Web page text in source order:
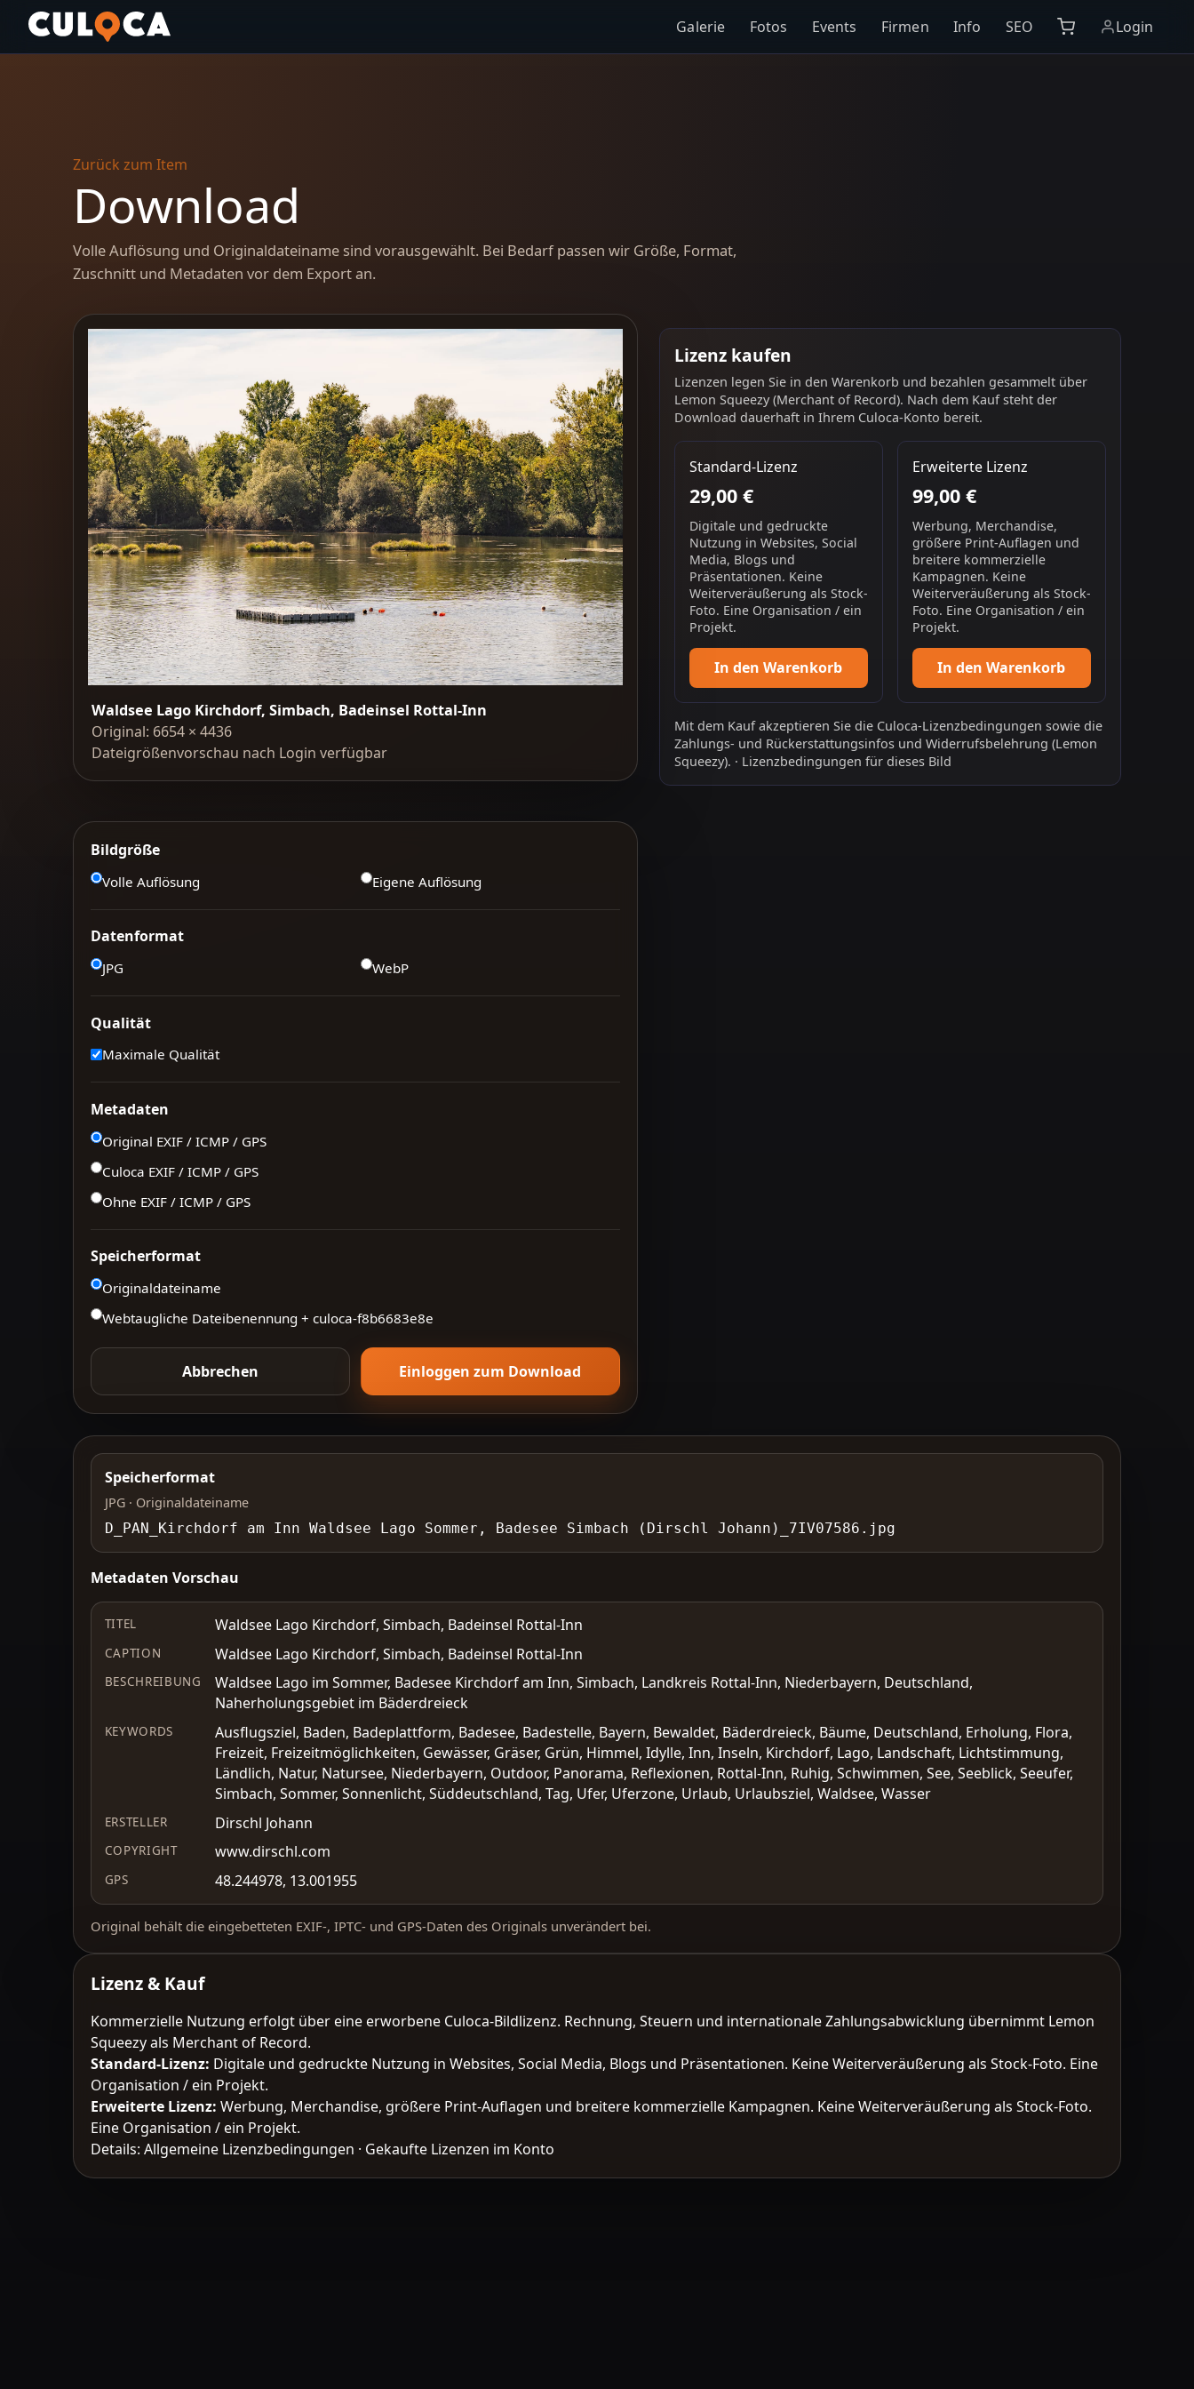
Galerie Fotos Events Firmen Info SEO Login
Zurück zum Item
Download
Volle Auflösung und Originaldateiname sind vorausgewählt. Bei Bedarf passen wir Größe, Format,
Zuschnitt und Metadaten vor dem Export an.
Waldsee Lago Kirchdorf, Simbach, Badeinsel Rottal-Inn
Original: 6654 × 4436
Dateigrößenvorschau nach Login verfügbar
Lizenz kaufen
Lizenzen legen Sie in den Warenkorb und bezahlen gesammelt über
Lemon Squeezy (Merchant of Record). Nach dem Kauf steht der
Download dauerhaft in Ihrem Culoca-Konto bereit.
Standard-Lizenz
29,00 €
Digitale und gedruckte
Nutzung in Websites, Social
Media, Blogs und
Präsentationen. Keine
Weiterveräußerung als Stock-
Foto. Eine Organisation / ein
Projekt.
In den Warenkorb
Erweiterte Lizenz
99,00 €
Werbung, Merchandise,
größere Print-Auflagen und
breitere kommerzielle
Kampagnen. Keine
Weiterveräußerung als Stock-
Foto. Eine Organisation / ein
Projekt.
In den Warenkorb
Mit dem Kauf akzeptieren Sie die Culoca-Lizenzbedingungen sowie die
Zahlungs- und Rückerstattungsinfosund Widerrufsbelehrung (Lemon
Squeezy). · Lizenzbedingungen für dieses Bild
Bildgröße
Volle Auflösung Eigene Auflösung
Datenformat
JPG WebP
Qualität
Maximale Qualität
Metadaten
Original EXIF / ICMP / GPS
Culoca EXIF / ICMP / GPS
Ohne EXIF / ICMP / GPS
Speicherformat
Originaldateiname
Webtaugliche Dateibenennung + culoca-f8b6683e8e
Abbrechen Einloggen zum Download
Speicherformat
JPG · Originaldateiname
D_PAN_Kirchdorf am Inn Waldsee Lago Sommer, Badesee Simbach (Dirschl Johann)_7IV07586.jpg
Metadaten Vorschau
TITEL Waldsee Lago Kirchdorf, Simbach, Badeinsel Rottal-Inn
CAPTION Waldsee Lago Kirchdorf, Simbach, Badeinsel Rottal-Inn
BESCHREIBUNG
Waldsee Lago im Sommer, Badesee Kirchdorf am Inn, Simbach, Landkreis Rottal-Inn, Niederbayern, Deutschland,
Naherholungsgebiet im Bäderdreieck
KEYWORDS
Ausflugsziel, Baden, Badeplattform, Badesee, Badestelle, Bayern, Bewaldet, Bäderdreieck, Bäume, Deutschland, Erholung, Flora,
Freizeit, Freizeitmöglichkeiten, Gewässer, Gräser, Grün, Himmel, Idylle, Inn, Inseln, Kirchdorf, Lago, Landschaft, Lichtstimmung,
Ländlich, Natur, Natursee, Niederbayern, Outdoor, Panorama, Reflexionen, Rottal-Inn, Ruhig, Schwimmen, See, Seeblick, Seeufer,
Simbach, Sommer, Sonnenlicht, Süddeutschland, Tag, Ufer, Uferzone, Urlaub, Urlaubsziel, Waldsee, Wasser
ERSTELLER Dirschl Johann
COPYRIGHT www.dirschl.com
GPS 48.244978, 13.001955
Original behält die eingebetteten EXIF-, IPTC- und GPS-Daten des Originals unverändert bei.
Lizenz & Kauf
Kommerzielle Nutzung erfolgt über eine erworbene Culoca-Bildlizenz. Rechnung, Steuern und internationale Zahlungsabwicklung übernimmt Lemon
Squeezy als Merchant of Record.
Standard-Lizenz: Digitale und gedruckte Nutzung in Websites, Social Media, Blogs und Präsentationen. Keine Weiterveräußerung als Stock-Foto. Eine
Organisation / ein Projekt.
Erweiterte Lizenz: Werbung, Merchandise, größere Print-Auflagen und breitere kommerzielle Kampagnen. Keine Weiterveräußerung als Stock-Foto.
Eine Organisation / ein Projekt.
Details:Allgemeine Lizenzbedingungen · Gekaufte Lizenzen im Konto